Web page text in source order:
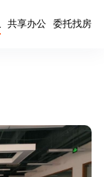
共享办公 委托找房